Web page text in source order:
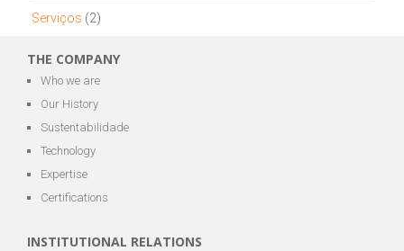
Serviços (2)
THE COMPANY
Who we are
Our History
Sustentabilidade
Technology
Expertise
Certifications
INSTITUTIONAL RELATIONS